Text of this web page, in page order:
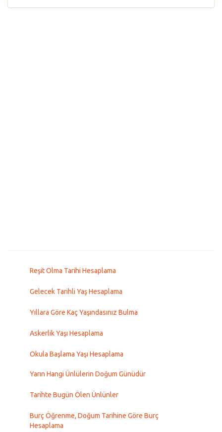
Reşit Olma Tarihi Hesaplama
Gelecek Tarihli Yaş Hesaplama
Yıllara Göre Kaç Yaşındasınız Bulma
Askerlik Yaşı Hesaplama
Okula Başlama Yaşı Hesaplama
Yarın Hangi Ünlülerin Doğum Günüdür
Tarihte Bugün Ölen Ünlünler
Burç Öğrenme, Doğum Tarihine Göre Burç
Hesaplama